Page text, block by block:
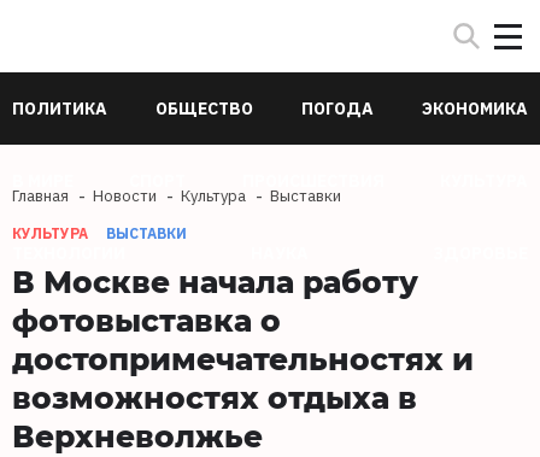
ПОЛИТИКА ОБЩЕСТВО ПОГОДА ЭКОНОМИКА
Главная Новости Культура Выставки
КУЛЬТУРА ВЫСТАВКИ
В Москве начала работу
фотовыставка о
достопримечательностях и
возможностях отдыха в
Верхневолжье